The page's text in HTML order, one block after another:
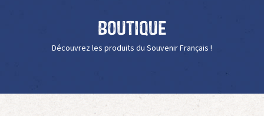
Boutique
Découvrez les produits du Souvenir Français !